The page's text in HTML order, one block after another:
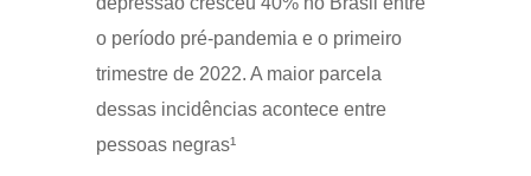
o período pré-pandemia e o primeiro
trimestre de 2022. A maior parcela
dessas incidências acontece entre
pessoas negras¹